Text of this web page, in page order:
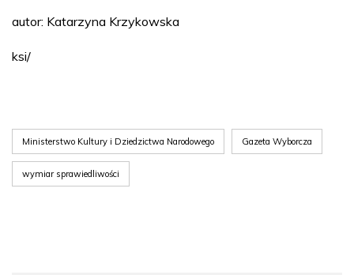
autor: Katarzyna Krzykowska
ksi/
Ministerstwo Kultury i Dziedzictwa Narodowego Gazeta Wyborcza
wymiar sprawiedliwości